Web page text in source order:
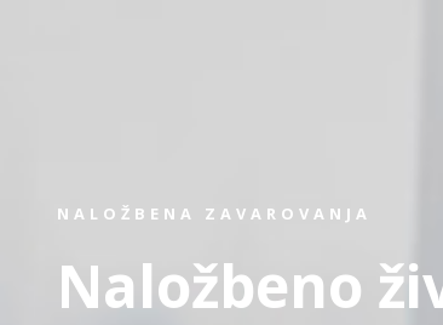
NALOŽBENA ZAVAROVANJA
Naložbeno